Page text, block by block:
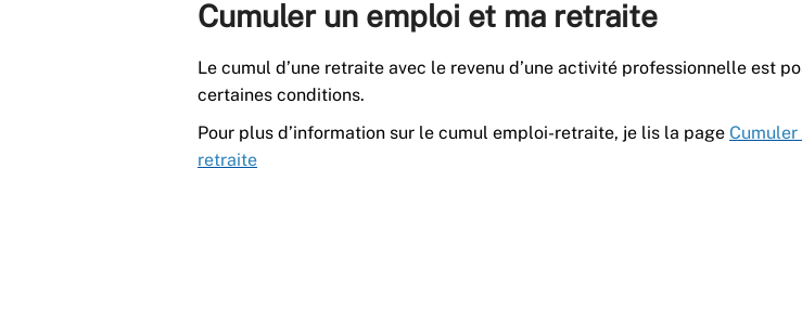
Cumuler un emploi et ma retraite
Le cumul d’une retraite avec le revenu d’une activité professionnelle est
certaines conditions.
Pour plus d’information sur le cumul emploi-retraite, je lis la page Cumuler
retraite